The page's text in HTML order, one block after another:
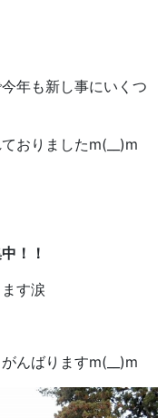
年も新し事にいくつ
おりましたm(__)m
！！
す涙
んばりますm(__)m